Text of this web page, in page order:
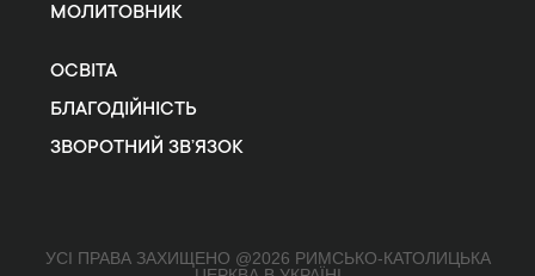
МОЛИТОВНИК
ОСВІТА
БЛАГОДІЙНІСТЬ
ЗВОРОТНИЙ ЗВ’ЯЗОК
УСІ ПРАВА ЗАХИЩЕНО @2026 РИМСЬКО-КАТОЛИЦЬКА